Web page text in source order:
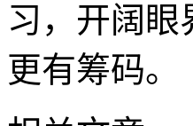
习，开阔
更有筹码。